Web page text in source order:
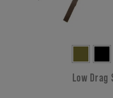
Low Drag